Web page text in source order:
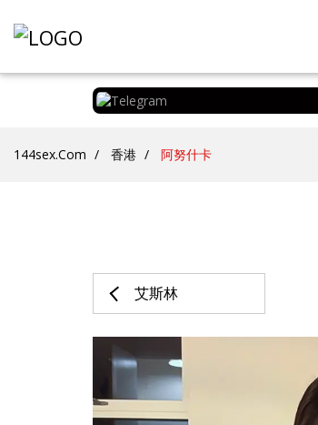
144sex.com 香港 阿努什卡
艾斯林